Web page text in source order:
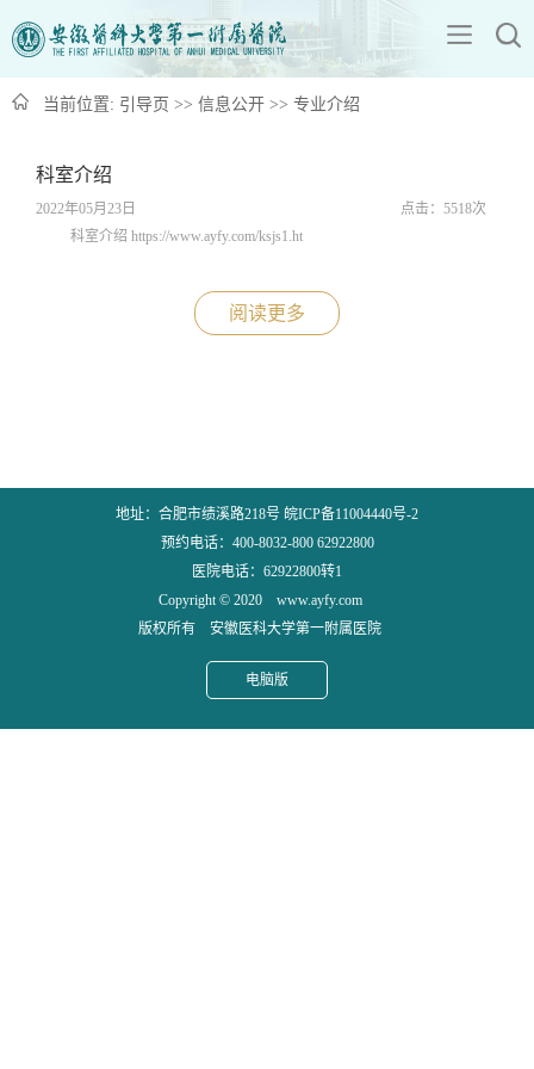
当前位置: 引导页 >> 信息公开 >> 专业介绍
科室介绍
2022年05月23日 点击： 5518次
科室介绍 https://www.ayfy.com/ksjs1.ht
阅读更多
地址：合肥市绩溪路218号 皖ICP备11004440号-2
预约电话：400-8032-800 62922800
医院电话：62922800转1
Copyright © 2020 www.ayfy.com
版权所有 安徽医科大学第一附属医院
电脑版